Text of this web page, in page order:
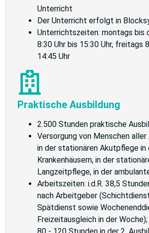
Unterricht
Der Unterricht erfolgt in
Unterrichtszeiten: montags bis
8:30 Uhr bis 15:30 Uhr, freitags
14:45 Uhr
Praktische Ausbildung
2.500 Stunden praktische
Versorgung von Menschen
in der stationären Akutpflege in
Krankenhäusern, in der
Langzeitpflege, in der
Arbeitszeiten: i.d.R. 38,5
nach Arbeitgeber
Spätdienst sowie
Freizeitausgleich in der
80 - 120 Stunden in der 2.